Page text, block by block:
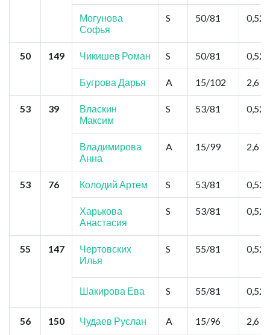
Могунова
Софья
S 50/81 0,52
50 149 Чикишев Роман S 50/81 0,52
Бугрова Дарья A 15/102 2,6
53 39
Власкин
Максим
S 53/81 0,52
Владимирова
Анна
A 15/99 2,6
53 76 Колодий Артем S 53/81 0,52
Харькова
Анастасия
S 53/81 0,52
55 147
Чертовских
Илья
S 55/81 0,52
Шакирова Ева S 55/81 0,52
56 150 Чудаев Руслан A 15/96 2,6